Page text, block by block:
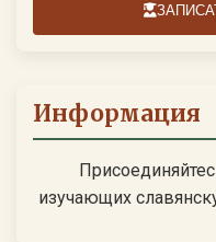
Информация
изучающих